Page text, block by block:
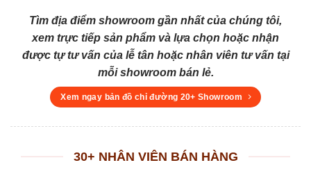
Tìm địa điểm showroom gần nhất của chúng tôi,
xem trực tiếp sản phẩm và lựa chọn hoặc nhận
được tự tư vấn của lễ tân hoặc nhân viên tư vấn tại
mỗi showroom bán lẻ.
Xem ngay bản đồ chỉ đường 20+ Showroom
30+ NHÂN VIÊN BÁN HÀNG